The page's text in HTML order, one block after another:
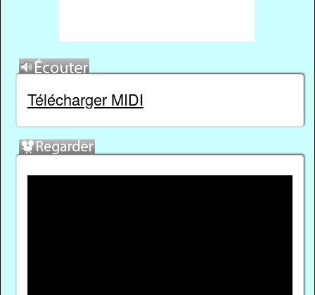
Télécharger MIDI